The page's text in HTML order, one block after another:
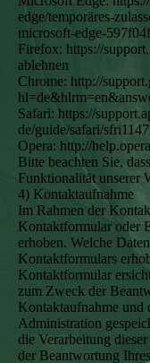
edge/temporäres-
microsoft-edge-
Firefox: https://
ablehnen
Chrome: http://
Safari: https://
de/guide/safari/
Opera: http://
Bitte beachten Sie,
Funktionalität unserer
4) Kontaktaufnahme
Im Rahmen der
Kontaktformular oder
erhoben. Welche
Kontaktformulars
Kontaktformular
zum Zweck der
Kontaktaufnahme und
Administration
die Verarbeitung
der Beantwortung